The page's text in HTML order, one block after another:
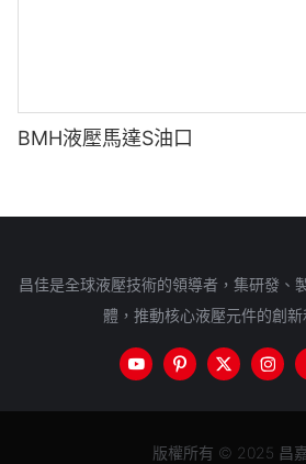
BMH液壓馬達S油口
昌佳是全球液壓技術的領導者，集研發、
體，推動核心液壓元件的創新
版權所有 © 2025 昌